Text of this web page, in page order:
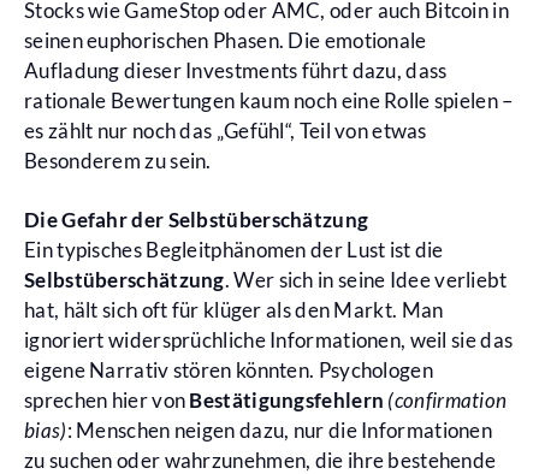
Stocks wie GameStop oder AMC, oder auch Bitcoin in
seinen euphorischen Phasen. Die emotionale
Aufladung dieser Investments führt dazu, dass
rationale Bewertungen kaum noch eine Rolle spielen –
es zählt nur noch das „Gefühl“, Teil von etwas
Besonderem zu sein.
Die Gefahr der Selbstüberschätzung
Ein typisches Begleitphänomen der Lust ist die
Selbstüberschätzung. Wer sich in seine Idee verliebt
hat, hält sich oft für klüger als den Markt. Man
ignoriert widersprüchliche Informationen, weil sie das
eigene Narrativ stören könnten. Psychologen
sprechen hier vonBestätigungsfehlern (confirmation
bias): Menschen neigen dazu, nur die Informationen
zu suchen oder wahrzunehmen, die ihre bestehende